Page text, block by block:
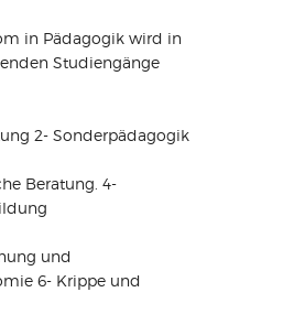
in Pädagogik wird in
Studiengänge
2- Sonderpädagogik
Beratung. 4-
und
6- Krippe und